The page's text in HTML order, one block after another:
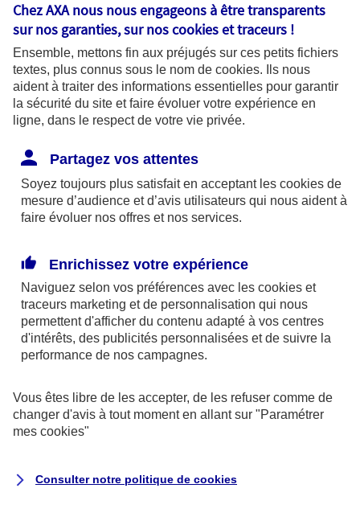
Coordonnées de l'Autorité de contrôle
prudentiel et de résolution (ACPR) : - 4
Place de Budapest - CS 92459 - 75436
Paris Cedex 09. Le détail des procédures de
recours et de réclamation et les
disponibles sur le site axa.fr.
AXA France IARD et AXA France Vie sont
mandataires exclusifs en opérations de
246 et n°13 005 764 (consultable
surwww.orias.fr)
AXA Assistance France Assurances,
S.A au capital de 51 429 430,40 €,
Siège social :
8-10, rue Paul Vaillant Couturier
Chez AXA nous nous engageons à être transparents
sur nos garanties, sur noscookies et traceurs !
Ensemble, mettons fin aux préjugés sur ces petits fichiers
textes, plus connus sous le nom de cookies. Ils nous
aident à traiter des informations essentielles pour garantir
la sécurité du site et faire évoluer votre expérience en
ligne, dans le respect de votre vie privée.
Partagez vos attentes
Soyez toujours plus satisfait en acceptant les cookies de
mesure d’audience et d’avis utilisateurs qui nous aident à
faire évoluer nos offres et nos services.
Enrichissez votre expérience
Naviguez selon vos préférences avec les cookies et
traceurs marketing et de personnalisation qui nous
permettent d'afficher du contenu adapté à vos centres
d'intérêts, des publicités personnalisées et de suivre la
performance de nos campagnes.
Vous êtes libre de les accepter, de les refuser comme de
changer d'avis à tout moment en allant sur "Paramétrer
mes cookies"
Consulter notre politique de cookies